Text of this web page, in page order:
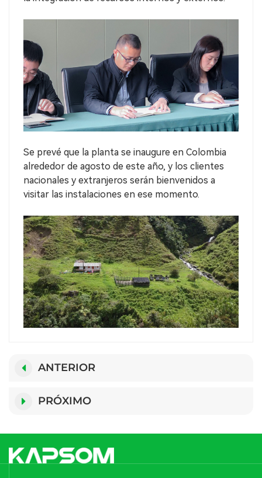
Se prevé que la planta se inaugure en Colombia
alrededor de agosto de este año, y los clientes
nacionales y extranjeros serán bienvenidos a
visitar las instalaciones en ese momento.
ANTERIOR
PRÓXIMO